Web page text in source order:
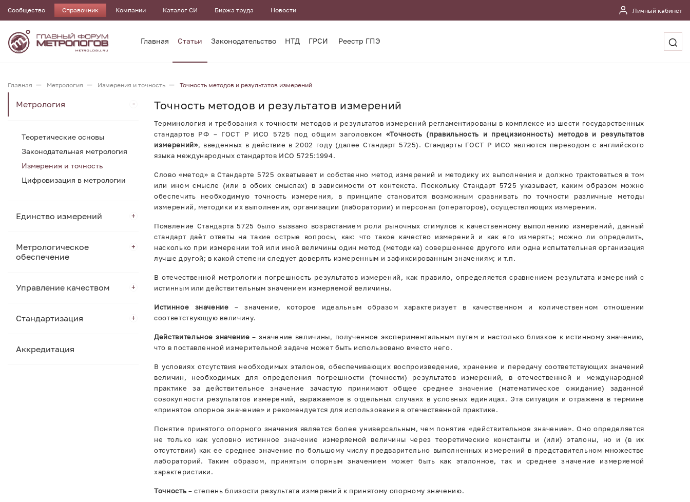
Сообщество Справочник Компании Каталог СИ Биржа труда Новости Личный кабинет
Главная Статьи Законодательство НТД ГРСИ Реестр ГПЭ
Главная Метрология Измерения и точность Точность методов и результатов измерений
Метрология
Теоретические основы
Законодательная метрология
Измерения и точность
Цифровизация в метрологии
Единство измерений
Метрологическое
обеспечение
Управление качеством
Стандартизация
Аккредитация
Точность методов и результатов измерений
Терминология и требования к точности методов и результатов измерений регламентированы в комплексе из шести государственных
стандартов РФ – ГОСТ Р ИСО 5725 под общим заголовком «Точность (правильность и прецизионность) методов и результатов
измерений», введенных в действие в 2002 году (далее Стандарт 5725). Стандарты ГОСТ Р ИСО являются переводом с английского
языка международных стандартов ИСО 5725:1994.
Слово «метод» в Стандарте 5725 охватывает и собственно метод измерений и методику их выполнения и должно трактоваться в том
или ином смысле (или в обоих смыслах) в зависимости от контекста. Поскольку Стандарт 5725 указывает, каким образом можно
обеспечить необходимую точность измерения, в принципе становится возможным сравнивать по точности различные методы
измерений, методики их выполнения, организации (лаборатории) и персонал (операторов), осуществляющих измерения.
Появление Стандарта 5725 было вызвано возрастанием роли рыночных стимулов к качественному выполнению измерений, данный
стандарт даёт ответы на такие острые вопросы, как: что такое качество измерений и как его измерять; можно ли определить,
насколько при измерении той или иной величины один метод (методика) совершеннее другого или одна испытательная организация
лучше другой; в какой степени следует доверять измеренным и зафиксированным значениям; и т.п.
В отечественной метрологии погрешность результатов измерений, как правило, определяется сравнением результата измерений с
истинным или действительным значением измеряемой величины.
Истинное значение – значение, которое идеальным образом характеризует в качественном и количественном отношении
соответствующую величину.
Действительное значение – значение величины, полученное экспериментальным путем и настолько близкое к истинному значению,
что в поставленной измерительной задаче может быть использовано вместо него.
В условиях отсутствия необходимых эталонов, обеспечивающих воспроизведение, хранение и передачу соответствующих значений
величин, необходимых для определения погрешности (точности) результатов измерений, в отечественной и международной
практике за действительное значение зачастую принимают общее среднее значение (математическое ожидание) заданной
совокупности результатов измерений, выражаемое в отдельных случаях в условных единицах. Эта ситуация и отражена в термине
«принятое опорное значение» и рекомендуется для использования в отечественной практике.
Понятие принятого опорного значения является более универсальным, чем понятие «действительное значение». Оно определяется
не только как условно истинное значение измеряемой величины через теоретические константы и (или) эталоны, но и (в их
отсутствии) как ее среднее значение по большому числу предварительно выполненных измерений в представительном множестве
лабораторий. Таким образом, принятым опорным значением может быть как эталонное, так и среднее значение измеряемой
характеристики.
Точность – степень близости результата измерений к принятому опорному значению.